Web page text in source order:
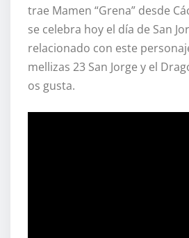
trae Mamen “Grena” desde
se celebra hoy el día de San
relacionado con este
mellizas 23 San Jorge y el
os gusta.